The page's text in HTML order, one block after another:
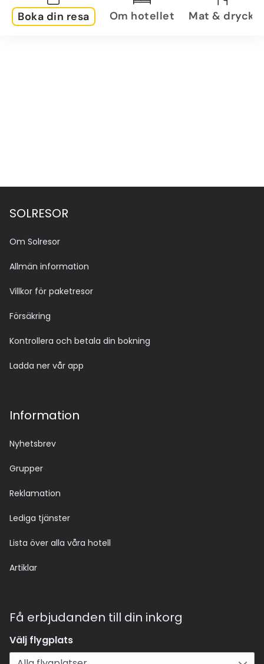
Boka din resa Om hotellet Mat & dryck
SOLRESOR
Om Solresor
Allmän information
Villkor för paketresor
Försäkring
Kontrollera och betala din bokning
Ladda ner vår app
Information
Nyhetsbrev
Grupper
Reklamation
Lediga tjänster
Lista över alla våra hotell
Artiklar
Få erbjudanden till din inkorg
Välj flygplats